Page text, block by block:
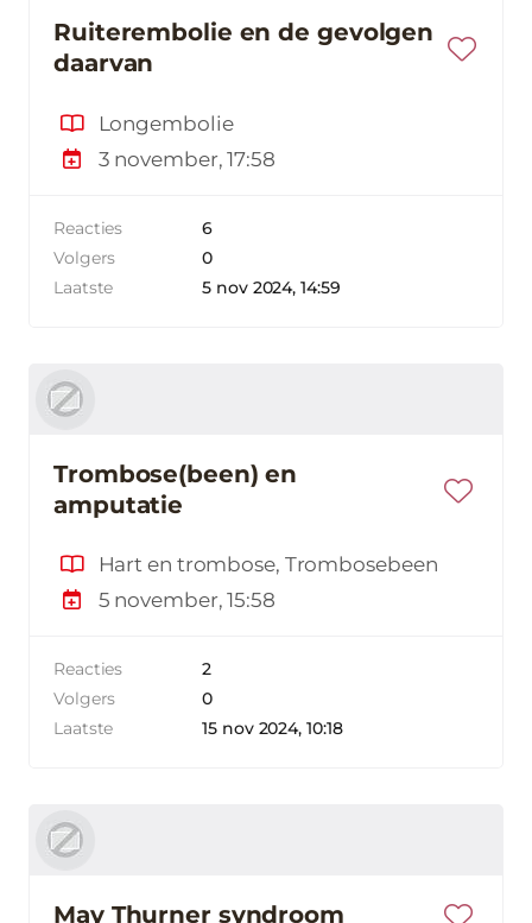
Ruiterembolie en de gevolgen
daarvan
Longembolie
3 november, 17:58
Reacties
6
Volgers
0
Laatste
5 nov 2024, 14:59
Trombose(been) en
amputatie
Hart en trombose, Trombosebeen
5 november, 15:58
Reacties
2
Volgers
0
Laatste
15 nov 2024, 10:18
May Thurner syndroom